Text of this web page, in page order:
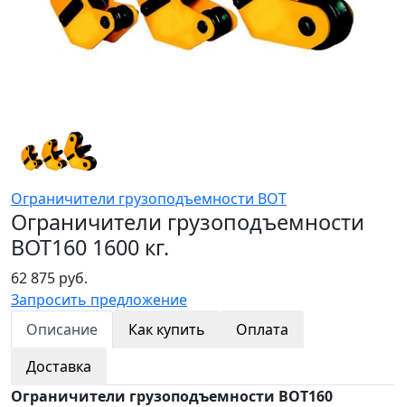
Ограничители грузоподъемности ВОТ
Ограничители грузоподъемности
ВОТ160 1600 кг.
62 875 руб.
Запросить предложение
Описание
Как купить
Оплата
Доставка
Ограничители грузоподъемности ВОТ160